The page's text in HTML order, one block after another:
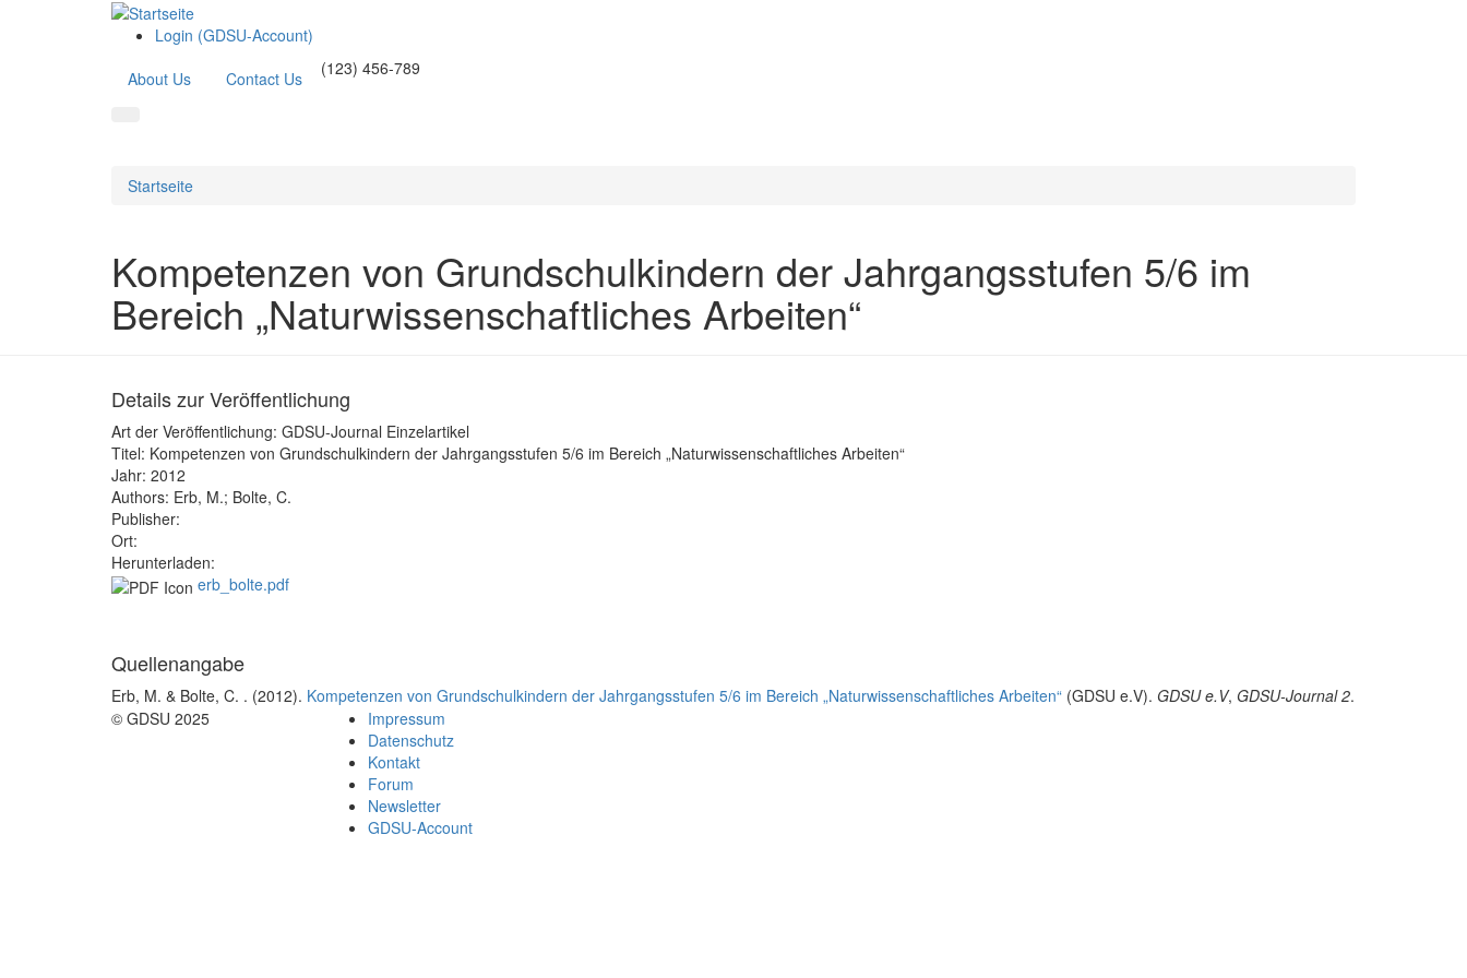
Login (GDSU-Account)
About Us
Contact Us (123) 456-789
Startseite
Kompetenzen von Grundschulkindern der Jahrgangsstufen 5/6 im
Bereich „Naturwissenschaftliches Arbeiten“
Details zur Veröffentlichung
Art der Veröffentlichung: GDSU-Journal Einzelartikel
Titel: Kompetenzen von Grundschulkindern der Jahrgangsstufen 5/6 im Bereich „Naturwissenschaftliches Arbeiten“
Jahr: 2012
Authors: Erb, M.; Bolte, C.
Publisher:
Ort:
Herunterladen:
erb_bolte.pdf
Quellenangabe
Erb, M. & Bolte, C. . (2012). Kompetenzen von Grundschulkindern der Jahrgangsstufen 5/6 im Bereich „Naturwissenschaftliches Arbeiten“ (GDSU e.V). GDSU e.V, GDSU-Journal 2.
© GDSU 2025
Impressum
Datenschutz
Kontakt
Forum
Newsletter
GDSU-Account